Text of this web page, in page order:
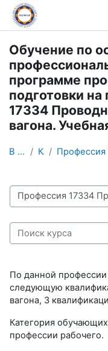
Перейти к основному
Обучение по
программе
подготовки
17334
вагона.
В начало Курсы
Категории курсов
Поиск курса
По данной
следующую
вагона, 3
Категория
профессии рабочего.